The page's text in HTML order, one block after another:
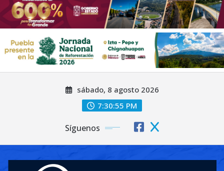
sábado, 8 agosto 2026
7:30:57 PM
Síguenos